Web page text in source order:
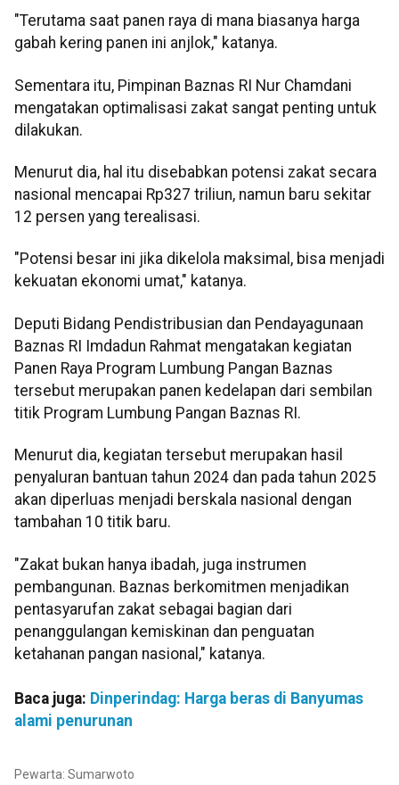
"Terutama saat panen raya di mana biasanya harga
gabah kering panen ini anjlok," katanya.
Sementara itu, Pimpinan Baznas RI Nur Chamdani
mengatakan optimalisasi zakat sangat penting untuk
dilakukan.
Menurut dia, hal itu disebabkan potensi zakat secara
nasional mencapai Rp327 triliun, namun baru sekitar
12 persen yang terealisasi.
"Potensi besar ini jika dikelola maksimal, bisa menjadi
kekuatan ekonomi umat," katanya.
Deputi Bidang Pendistribusian dan Pendayagunaan
Baznas RI Imdadun Rahmat mengatakan kegiatan
Panen Raya Program Lumbung Pangan Baznas
tersebut merupakan panen kedelapan dari sembilan
titik Program Lumbung Pangan Baznas RI.
Menurut dia, kegiatan tersebut merupakan hasil
penyaluran bantuan tahun 2024 dan pada tahun 2025
akan diperluas menjadi berskala nasional dengan
tambahan 10 titik baru.
"Zakat bukan hanya ibadah, juga instrumen
pembangunan. Baznas berkomitmen menjadikan
pentasyarufan zakat sebagai bagian dari
penanggulangan kemiskinan dan penguatan
ketahanan pangan nasional," katanya.
Baca juga: Dinperindag: Harga beras di Banyumas
alami penurunan
Pewarta: Sumarwoto